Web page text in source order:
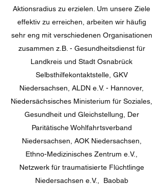
Aktionsradius zu erzielen. Um unsere Ziele
effektiv zu erreichen, arbeiten wir häufig
sehr eng mit verschiedenen Organisationen
zusammen z.B. - Gesundheitsdienst für
Landkreis und Stadt Osnabrück
Selbsthilfekontaktstelle, GKV
Niedersachsen, ALDN e.V. - Hannover,
Niedersächsisches Ministerium für Soziales,
Gesundheit und Gleichstellung, Der
Paritätische Wohlfahrtsverband
Niedersachsen, AOK Niedersachsen,
Ethno-Medizinisches Zentrum e.V.,
Netzwerk für traumatisierte Flüchtlinge
Niedersachsen e.V., Baobab